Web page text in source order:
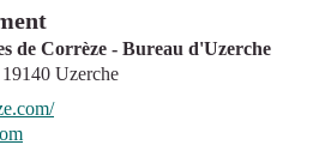
de Corrèze - Bureau d'Uzerche
19140 Uzerche